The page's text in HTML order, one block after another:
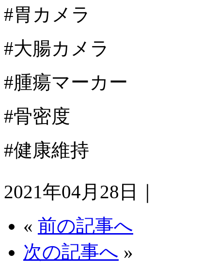
#胃カメラ
#大腸カメラ
#腫瘍マーカー
#骨密度
#健康維持
2021年04月28日｜
« 前の記事へ
次の記事へ »